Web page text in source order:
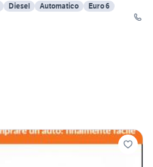
Diesel Automatico
Euro 6